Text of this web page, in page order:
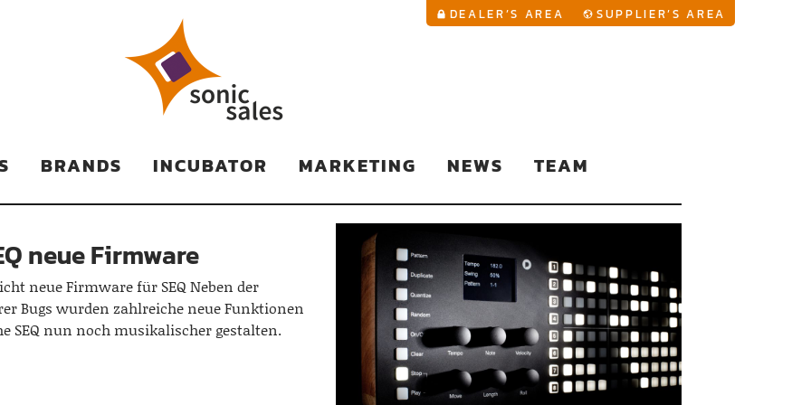
DEALER’S AREA SUPPLIER’S AREA
BRANDS INCUBATOR MARKETING NEWS TEAM
neue Firmware
neue Firmware für SEQ Neben der
Bugs wurden zahlreiche neue Funktionen
SEQ nun noch musikalischer gestalten.